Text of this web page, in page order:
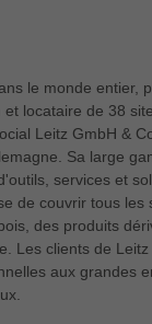
le monde entier,
locataire de 38
Leitz GmbH &
Sa large
services et
de couvrir tous les
des produits
Les clients de
aux grandes